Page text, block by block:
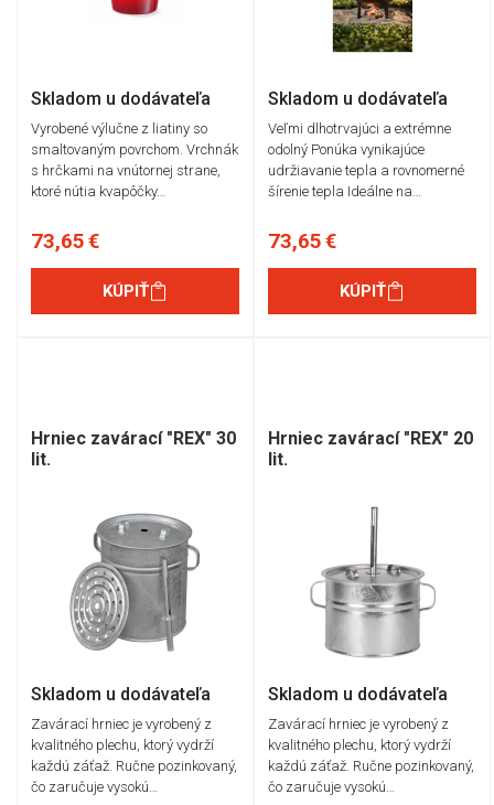
Skladom u dodávateľa
Vyrobené výlučne z liatiny so
smaltovaným povrchom. Vrchnák
s hrčkami na vnútornej strane,
ktoré nútia kvapôčky…
73,65 €
KÚPIŤ
Skladom u dodávateľa
Veľmi dlhotrvajúci a extrémne
odolný Ponúka vynikajúce
udržiavanie tepla a rovnomerné
šírenie tepla Ideálne na…
73,65 €
KÚPIŤ
Hrniec zavárací "REX" 30
lit.
Skladom u dodávateľa
Zavárací hrniec je vyrobený z
kvalitného plechu, ktorý vydrží
každú záťaž. Ručne pozinkovaný,
čo zaručuje vysokú…
Hrniec zavárací "REX" 20
lit.
Skladom u dodávateľa
Zavárací hrniec je vyrobený z
kvalitného plechu, ktorý vydrží
každú záťaž. Ručne pozinkovaný,
čo zaručuje vysokú…